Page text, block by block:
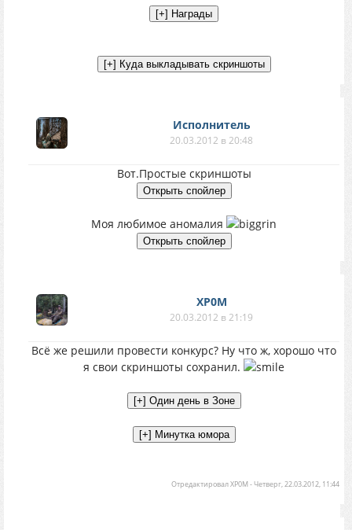
Исполнитель
20.03.2012 в 20:48
Вот.Простые скриншоты
Моя любимое аномалия
XP0M
20.03.2012 в 21:19
Всё же решили провести конкурс? Ну что ж, хорошо что
я свои скриншоты сохранил.
ОтредактировалXP0M-Четверг, 22.03.2012, 11:44